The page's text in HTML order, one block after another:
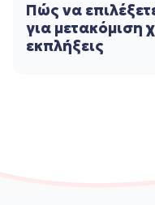
Πώς να
για μετακόμιση
εκπλήξεις